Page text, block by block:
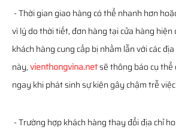
- Thời gian giao hàng có thể nhanh hơn
vì lý do thời tiết, đơn hàng tại cửa hàng hiện
khách hàng cung cấp bị nhầm lẫn với các
này,vienthongvina.netsẽ thông báo cụ thể
ngay khi phát sinh sự kiện gây chậm trễ
- Trường hợp khách hàng thay đổi địa chỉ